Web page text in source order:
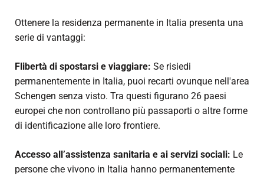
Ottenere la residenza permanente in Italia presenta una
serie di vantaggi:
F libertà di spostarsi e viaggiare: Se risiedi
permanentemente in Italia, puoi recarti ovunque nell'area
Schengen senza visto. Tra questi figurano 26 paesi
europei che non controllano più passaporti o altre forme
di identificazione alle loro frontiere.
Accesso all’assistenza sanitaria e ai servizi sociali: Le
persone che vivono in Italia hanno permanentemente